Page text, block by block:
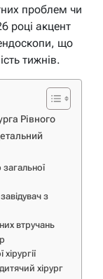
проблем чи
році акцент
що
тижнів.
Рівного
з
втручань
хірург